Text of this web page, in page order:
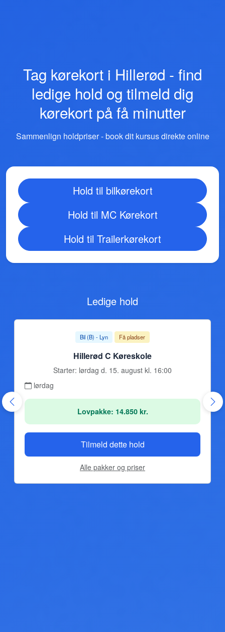
Tag kørekort i Hillerød - find
ledige hold og tilmeld dig
kørekort på få minutter
Sammenlign holdpriser - book dit kursus direkte online
Hold til bilkørekort
Hold til MC Kørekort
Hold til Trailerkørekort
Ledige hold
Bil (B) - Lyn Få pladser
Hillerød C Køreskole
Starter: lørdag d. 15. august kl. 16:00
lørdag
Lovpakke: 14.850 kr.
Tilmeld dette hold
Alle pakker og priser